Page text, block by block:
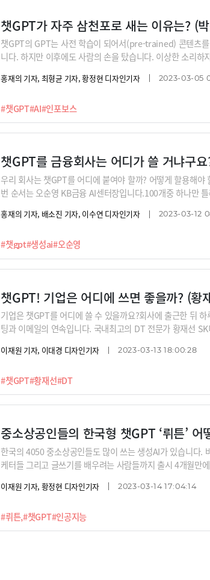
챗GPT가 자주 삼천포로 새는 이유는? (
#챗GPT#AI#인포보스
챗GPT의 GPT는 사전 학습이 되어서(pre-trained) 콘텐
니다. 하지만 이후에도 사람의 손을 탔습니다. 이상한 소리
데 GPT는 사람의 손을 어떻게 타느냐에 따라 어떤 문제를 해
다.※릴레이 인터뷰 라인업 : 김지현 SKT 부사장, 배순민 KT
융 AI센터장, 남세동 보이저엑스 대표, 박성현 리벨리온 대
터랩 대표(이루다 개발사), 이건복
홍재의 기자, 최형균 기자, 황정현 디자인기자 2023-03-05
챗GPT를 금융회사는 어디가 쓸 거냐구
#챗gpt#생성ai#오순영
우리 회사는 챗GPT를 어디에 붙여야 할까? 어떻게 할용해
번 순서는 오순영 KB금융 AI센터장입니다.100개중 하나만
센터장은 “챗GPT를 잘 활용하려면 오히려 일을 더 열심히
배순민 KT AI2XL 연구소장, 구태언 법무법인 린 변호사, 오
리온 대표, 박종선 인포보스 공동대표, 이세영 뤼튼 대표, 김
코리아 매니저, 황재선 SK디스커버리 부사장,
홍재의 기자, 배소진 기자, 이수연 디자인기자 2023-03-12
챗GPT! 기업은 어디에 쓰면 좋을까? (황
#챗GPT#황재선#DT
기업은 챗GPT를 어디에 쓸 수 있을까요?회사에 출근한 뒤
팅과 이메일의 연속입니다. 국내최고의 DT 전문가 황재선
를 업무에 어떻게 활용할 수 있는지 들어보시죠.※릴레이 인
현 리벨리온 대표, 박종선 인포보스 공동대표, 이세영 뤼튼
소프트 코리아 매니저, 뇌과학자 장동선 (추가 예정)
이재원 기자, 이대경 디자인기자 2023-03-13 18:00:28
중소상공인들의 한국형 챗GPT ‘뤼튼’ 어
#뤼튼,#챗GPT#인공지능
한국의 4050 중소상공인들도 많이 쓰는 생성AI가 있습니다.
케터들 그리고 글쓰기를 배우려는 사람들까지 출시 4개월만
장점을 최대한 활용한다는 것인데요. 이세영 대표로부터 각
태언 법무법인 린 변호사, 오순영 KB금융 AI센터장, 황재선
리온 대표, 박종선 인포보스 공동대표, 이세영 뤼튼 대표, 김
이재원 기자, 황정현 디자인기자 2023-03-14 17:04:14